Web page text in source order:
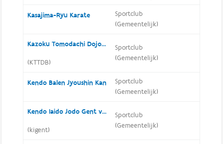
Kasajima-Ryu Karate
Sportclub
(Gemeentelijk)
Kazoku Tomodachi Dojo Bredene
(KTTDB)
Sportclub
(Gemeentelijk)
Kendo Balen Jyoushin Kan
Sportclub
(Gemeentelijk)
Kendo Iaido Jodo Gent vzw
(kigent)
Sportclub
(Gemeentelijk)